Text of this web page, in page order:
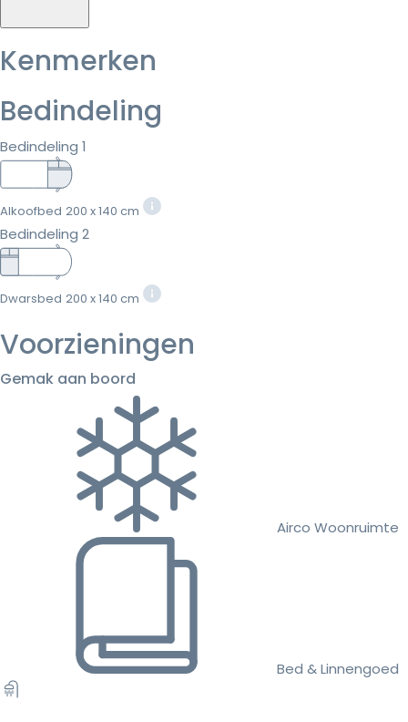
Kenmerken
Bedindeling
Bedindeling 1
Alkoofbed 200 x 140 cm
Bedindeling 2
Dwarsbed 200 x 140 cm
Voorzieningen
Gemak aan boord
Airco Woonruimte
Bed & Linnengoed